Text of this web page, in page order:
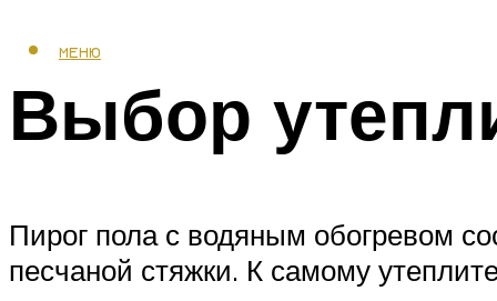
МЕНЮ
Выбор
Пирог пола с водяным обогревом
песчаной стяжки. К самому